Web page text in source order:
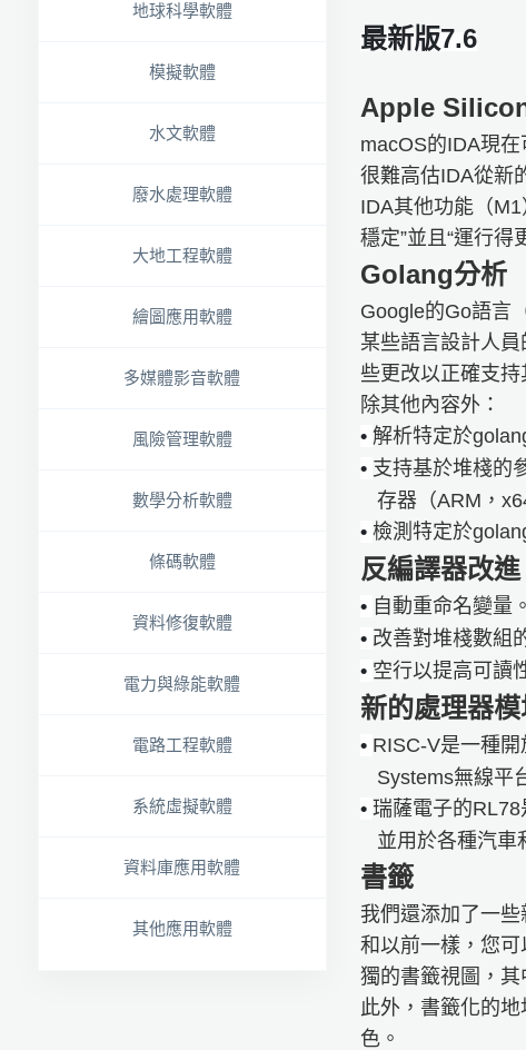
地球科學軟體
模擬軟體
水文軟體
廢水處理軟體
大地工程軟體
繪圖應用軟體
多媒體影音軟體
風險管理軟體
數學分析軟體
條碼軟體
資料修復軟體
電力與綠能軟體
電路工程軟體
系統虛擬軟體
資料庫應用軟體
其他應用軟體
最新版7.6
Apple
macOS的IDA現
很難高估IDA從新
IDA其他功能（
穩定”並且“運行得
Golang分析
Google的Go語言
某些語言設計人
些更改以正確支持
除其他內容外：
• 解析特定於
• 支持基於堆棧的
存器（ARM，
• 檢測特定於
反編譯器改進
• 自動重命名變量。
• 改善對堆棧數組
• 空行以提高可讀
新的處理器
• RISC-V是一種
Systems無線平
• 瑞薩電子的RL78
並用於各種汽車
書籤
我們還添加了一
和以前一樣，您
獨的書籤視圖，其
此外，書籤化的
色。